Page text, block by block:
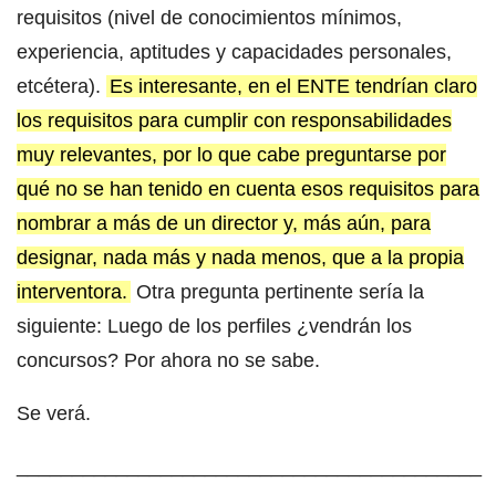
requisitos (nivel de conocimientos mínimos,
experiencia, aptitudes y capacidades personales,
etcétera). Es interesante, en el ENTE tendrían claro
los requisitos para cumplir con responsabilidades
muy relevantes, por lo que cabe preguntarse por
qué no se han tenido en cuenta esos requisitos para
nombrar a más de un director y, más aún, para
designar, nada más y nada menos, que a la propia
interventora. Otra pregunta pertinente sería la
siguiente: Luego de los perfiles ¿vendrán los
concursos? Por ahora no se sabe.
Se verá.